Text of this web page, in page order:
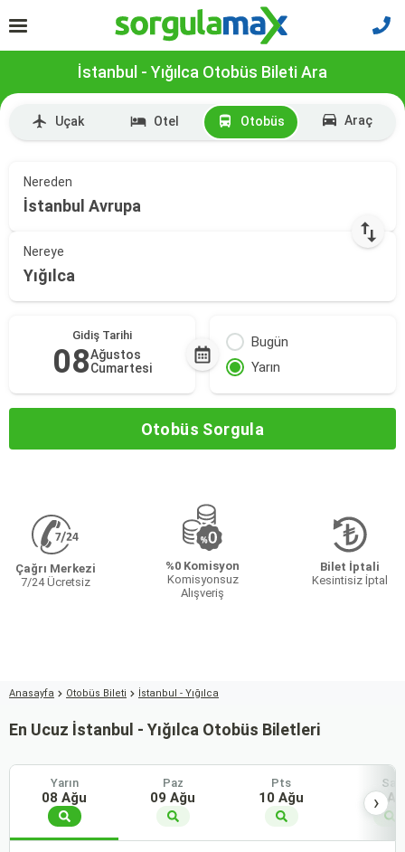
İstanbul - Yığılca Otobüs Bileti Ara
Uçak Otel Otobüs Araç
Nereden
İstanbul Avrupa
Nereye
Yığılca
Gidiş Tarihi
08Ağustos
Cumartesi
Bugün
Yarın
Otobüs Sorgula
Çağrı Merkezi
7/24 Ücretsiz
%0 Komisyon
Komisyonsuz
Alışveriş
Bilet İptali
Kesintisiz İptal
Anasayfa Otobüs Bileti İstanbul - Yığılca
En Ucuz İstanbul - Yığılca Otobüs Biletleri
Yarın
08 Ağu
Paz
09 Ağu
Pts
10 Ağu
Sal
11
›